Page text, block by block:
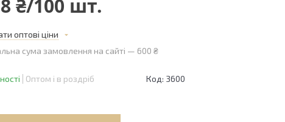
₴/100 шт.
оптові ціни
сума замовлення на сайті — 600 ₴
Оптом і в роздріб Код: 3600